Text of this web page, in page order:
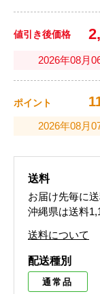
値引き後価格
2026年08月
ポイント
2026年08月
送料
お届け先毎に
沖縄県は送料
送料について
配送種別
通常品